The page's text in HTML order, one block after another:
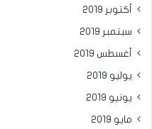
أكتوبر 2019
سبتمبر 2019
أغسطس 2019
يوليو 2019
يونيو 2019
مايو 2019